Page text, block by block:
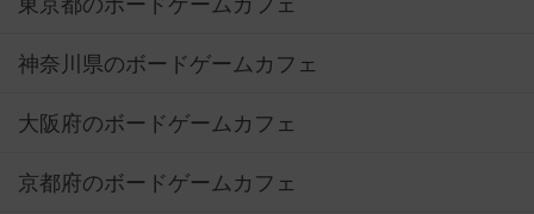
東京都のボードゲームカフェ
神奈川県のボードゲームカフェ
大阪府のボードゲームカフェ
京都府のボードゲームカフェ